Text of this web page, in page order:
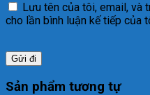
Lưu tên của tôi, email, và
cho lần bình luận kế tiếp của
Sản phẩm tương tự